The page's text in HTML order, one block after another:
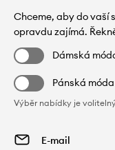
Chceme, aby do vaší
opravdu zajímá.
Dámská
Pánská móda
Výběr nabídky je